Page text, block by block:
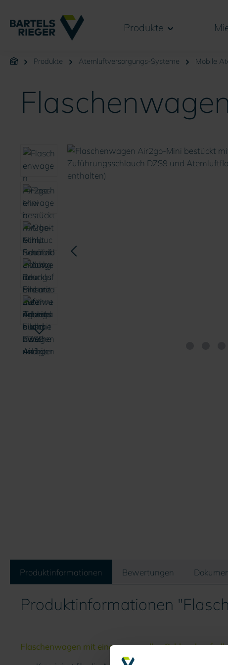
Produkte
Produkte Atemluftversorgungs-Systeme Mobile
Bildergalerie überspringen
Produktinformationen Bewertungen
Produktinformationen
Flaschenwagen mit einem manuellen